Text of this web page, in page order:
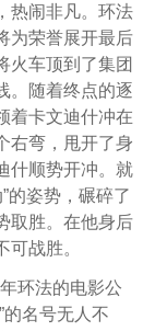
热闹非凡。环法
为荣誉展开最后
火车顶到了集团
。随着终点的逐
着卡文迪什冲在
右弯，甩开了身
什顺势开冲。就
的姿势，碾碎了
取胜。在他身后
战胜。
环法的电影公
的名号无人不